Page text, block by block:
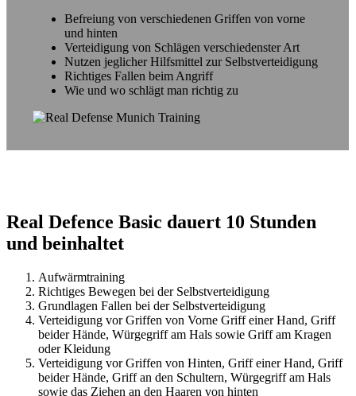
Befreiung von verschiedenen Griffen von vorne
und hinten
Verteidigung von Schlägen verschiedenster Art
Nutzen jeglicher Hilfsmittel zur Selbstverteidigung
Richtiges Fallen beim Angriff
Wie und wo schlägt man richtig zu
Real Defence Basic dauert 10 Stunden
und beinhaltet
Aufwärmtraining
Richtiges Bewegen bei der Selbstverteidigung
Grundlagen Fallen bei der Selbstverteidigung
Verteidigung vor Griffen von Vorne Griff einer Hand, Griff
beider Hände, Würgegriff am Hals sowie Griff am Kragen
oder Kleidung
Verteidigung vor Griffen von Hinten, Griff einer Hand, Griff
beider Hände, Griff an den Schultern, Würgegriff am Hals
sowie das Ziehen an den Haaren von hinten